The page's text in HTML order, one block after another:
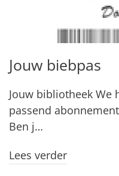
Jouw biebpas
Jouw bibliotheek We
passend
Ben j…
Lees verder